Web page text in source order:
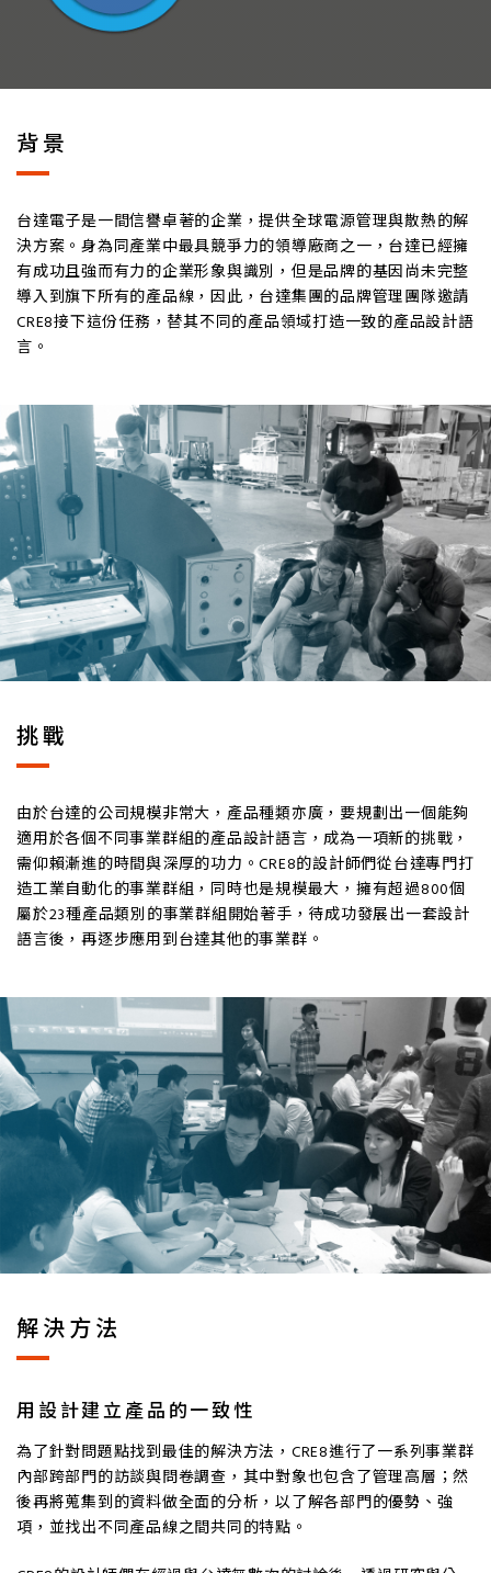
背景
台達電子是一間信譽卓著的企業，提供全球電源管理與散熱的解
決方案。身為同產業中最具競爭力的領導廠商之一，台達已經擁
有成功且強而有力的企業形象與識別，但是品牌的基因尚未完整
導入到旗下所有的產品線，因此，台達集團的品牌管理團隊邀請
CRE8接下這份任務，替其不同的產品領域打造一致的產品設計語
言。
挑戰
由於台達的公司規模非常大，產品種類亦廣，要規劃出一個能夠
適用於各個不同事業群組的產品設計語言，成為一項新的挑戰，
需仰賴漸進的時間與深厚的功力。CRE8的設計師們從台達專門打
造工業自動化的事業群組，同時也是規模最大，擁有超過800個
屬於23種產品類別的事業群組開始著手，待成功發展出一套設計
語言後，再逐步應用到台達其他的事業群。
解決方法
用設計建立產品的一致性
為了針對問題點找到最佳的解決方法，CRE8進行了一系列事業群
內部跨部門的訪談與問卷調查，其中對象也包含了管理高層；然
後再將蒐集到的資料做全面的分析，以了解各部門的優勢、強
項，並找出不同產品線之間共同的特點。